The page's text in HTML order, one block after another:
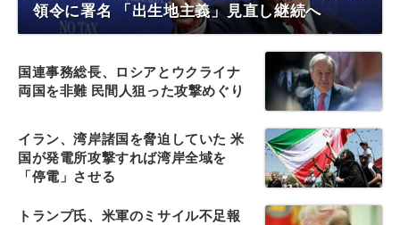
領令に署名 「出生地主義」見直し継続へ
国連事務総長、ロシアとウクライナ
両国を非難 民間人狙った攻撃めぐり
イラン、湾岸諸国を脅迫していた 米
国が発電所攻撃すれば湾岸全域を
「停電」させる
トランプ氏、米軍のミサイル不足報